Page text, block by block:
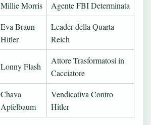
Millie Morris Agente FBI Determinata
Eva Braun-
Hitler
Leader della Quarta
Reich
Lonny Flash
Attore Trasformatosi in
Cacciatore
Chava
Apfelbaum
Vendicativa Contro
Hitler